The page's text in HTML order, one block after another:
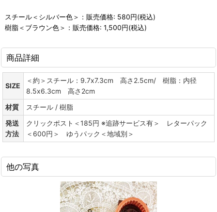
スチール＜シルバー色＞：販売価格: 580円(税込)
樹脂＜ブラウン色＞：販売価格: 1,500円(税込)
商品詳細
SIZE
＜約＞スチール：9.7x7.3cm 高さ2.5cm/ 樹脂：内径
8.5x6.3cm 高さ2cm
材質
スチール / 樹脂
発送
方法
クリックポスト＜185円 ※追跡サービス有＞ レターパック
＜600円＞ ゆうパック＜地域別＞
他の写真